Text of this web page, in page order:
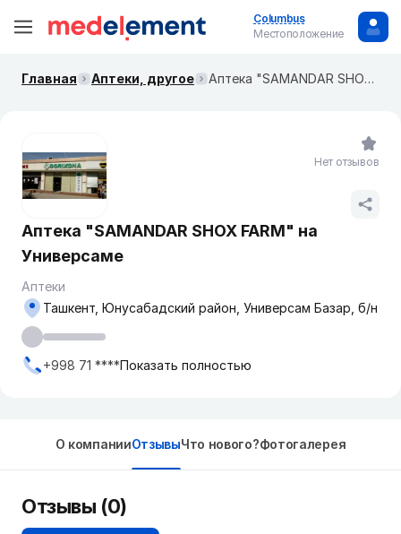
Columbus
Местоположение
Главная Аптеки, другое Аптека "SAMANDAR SHOX FARM" на Универсаме
Аптека "SAMANDAR SHOX FARM" на
Универсаме
Аптеки
Ташкент, Юнусабадский район, Универсам Базар, б/н
+998 71 ****Показать полностью
Нет отзывов
О компанииОтзывыЧто нового?Фотогалерея
Отзывы (0)